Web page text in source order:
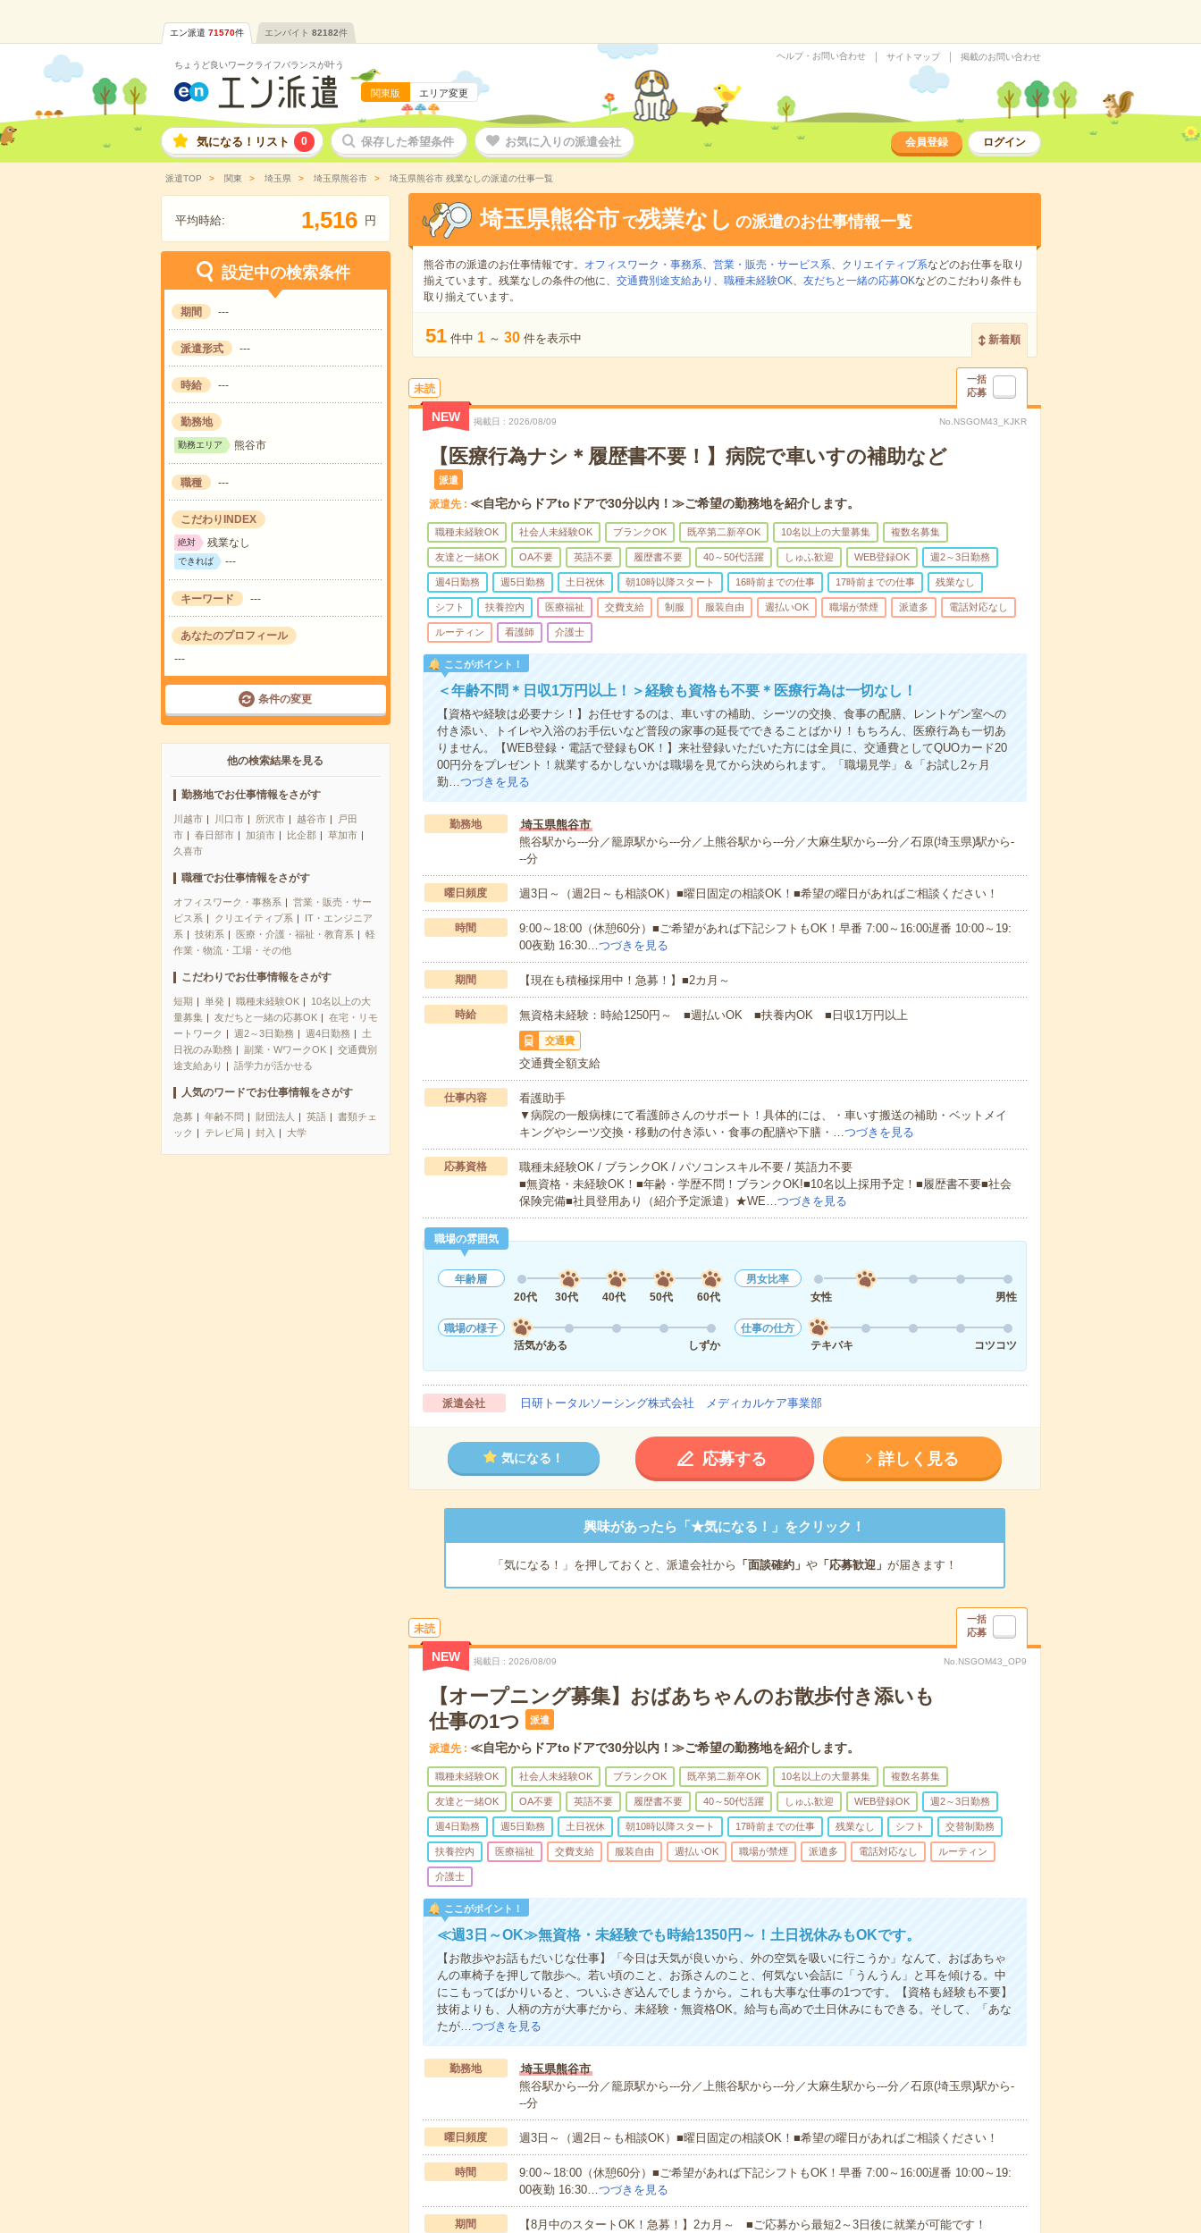
エン派遣 71570件 エンバイト 82182件
ちょうど良いワークライフバランスが叶う
関東版 エリア変更
ヘルプ・お問い合わせ サイトマップ 掲載のお問い合わせ
気になる！リスト 0 保存した希望条件 お気に入りの派遣会社 会員登録 ログイン
派遣TOP 関東 埼玉県 埼玉県熊谷市 埼玉県熊谷市 残業なしの派遣の仕事一覧
平均時給: 1,516 円
設定中の検索条件
期間 ---
派遣形式 ---
時給 ---
勤務地
勤務エリア 熊谷市
職種 ---
こだわりINDEX
絶対 残業なし
できれば ---
キーワード ---
あなたのプロフィール
---
条件の変更
他の検索結果を見る
勤務地でお仕事情報をさがす
川越市 川口市 所沢市 越谷市
戸田
市
春日部市 加須市 比企郡
草加市
久喜市
職種でお仕事情報をさがす
オフィスワーク・事務系
営業・販売・サー
ビス系
クリエイティブ系
IT・エンジニア
系
技術系 医療・介護・福祉・教育系
軽
作業・物流・工場・その他
こだわりでお仕事情報をさがす
短期 単発 職種未経験OK
10名以上の大
量募集
友だちと一緒の応募OK
在宅・リモ
ートワーク
週2～3日勤務 週4日勤務
土
日祝のみ勤務
副業・WワークOK
交通費別
途支給あり
語学力が活かせる
人気のワードでお仕事情報をさがす
急募 年齢不問 財団法人 英語
書類チェ
ック
テレビ局 封入 大学
埼玉県熊谷市 で残業なし の派遣のお仕事情報一覧
熊谷市の派遣のお仕事情報です。 オフィスワーク・事務系、 営業・販売・サービス系、 クリエイティブ系などのお仕事を取り
揃えています。残業なしの条件の他に、 交通費別途支給あり 、 職種未経験OK、 友だちと一緒の応募OKなどのこだわり条件も
取り揃えています。
51 件中 1 ～ 30 件を表示中 新着順
未読
一括
応募
NEW 掲載日 2026/08/09 No.NSGOM43_KJKR
【医療行為ナシ＊履歴書不要！】病院で車いすの補助など
派遣
派遣先 ≪自宅からドアtoドアで30分以内！≫ご希望の勤務地を紹介します。
職種未経験OK 社会人未経験OK ブランクOK 既卒第二新卒OK 10名以上の大量募集 複数名募集
友達と一緒OK OA不要 英語不要 履歴書不要 40～50代活躍 しゅふ歓迎 WEB登録OK 週2～3日勤務
週4日勤務 週5日勤務 土日祝休 朝10時以降スタート 16時前までの仕事 17時前までの仕事 残業なし
シフト 扶養控内 医療福祉 交費支給 制服 服装自由 週払いOK 職場が禁煙 派遣多 電話対応なし
ルーティン 看護師 介護士
ここがポイント！
＜年齢不問＊日収1万円以上！＞経験も資格も不要＊医療行為は一切なし！
【資格や経験は必要ナシ！】お任せするのは、車いすの補助、シーツの交換、食事の配膳、レントゲン室への
付き添い、トイレや入浴のお手伝いなど普段の家事の延長でできることばかり！もちろん、医療行為も一切あ
りません。【WEB登録・電話で登録もOK！】来社登録いただいた方には全員に、交通費としてQUOカード20
00円分をプレゼント！就業するかしないかは職場を見てから決められます。「職場見学」＆「お試し2ヶ月
勤…つづきを見る
勤務地
埼玉県熊谷市
熊谷駅から---分／籠原駅から---分／上熊谷駅から---分／大麻生駅から---分／石原(埼玉県)駅から-
--分
曜日頻度 週3日～（週2日～も相談OK）■曜日固定の相談OK！■希望の曜日があればご相談ください！
時間
9:00～18:00（休憩60分）■ご希望があれば下記シフトもOK！早番 7:00～16:00遅番 10:00～19:
00夜勤 16:30…つづきを見る
期間 【現在も積極採用中！急募！】■2カ月～
時給 無資格未経験：時給1250円～ ■週払いOK ■扶養内OK ■日収1万円以上
交通費
交通費全額支給
仕事内容
看護助手
▼病院の一般病棟にて看護師さんのサポート！具体的には、・車いす搬送の補助・ベットメイ
キングやシーツ交換・移動の付き添い・食事の配膳や下膳・…つづきを見る
応募資格
職種未経験OK / ブランクOK / パソコンスキル不要 / 英語力不要
■無資格・未経験OK！■年齢・学歴不問！ブランクOK!■10名以上採用予定！■履歴書不要■社会
保険完備■社員登用あり（紹介予定派遣）★WE…つづきを見る
職場の雰囲気
年齢層
20代
30代 40代 50代 60代
男女比率
女性
男性
職場の様子
活気がある
しずか
仕事の仕方
テキパキ
コツコツ
派遣会社 日研トータルソーシング株式会社 メディカルケア事業部
気になる！ 応募する 詳しく見る
興味があったら「★気になる！」をクリック！
「気になる！」を押しておくと、派遣会社から 「面談確約」 や「応募歓迎」 が届きます！
未読
一括
応募
NEW 掲載日 2026/08/09 No.NSGOM43_OP9
【オープニング募集】おばあちゃんのお散歩付き添いも
仕事の1つ
派遣
派遣先 ≪自宅からドアtoドアで30分以内！≫ご希望の勤務地を紹介します。
職種未経験OK 社会人未経験OK ブランクOK 既卒第二新卒OK 10名以上の大量募集 複数名募集
友達と一緒OK OA不要 英語不要 履歴書不要 40～50代活躍 しゅふ歓迎 WEB登録OK 週2～3日勤務
週4日勤務 週5日勤務 土日祝休 朝10時以降スタート 17時前までの仕事 残業なし シフト 交替制勤務
扶養控内 医療福祉 交費支給 服装自由 週払いOK 職場が禁煙 派遣多 電話対応なし ルーティン
介護士
ここがポイント！
≪週3日～OK≫無資格・未経験でも時給1350円～！土日祝休みもOKです。
【お散歩やお話もだいじな仕事】「今日は天気が良いから、外の空気を吸いに行こうか」なんて、おばあちゃ
んの車椅子を押して散歩へ。若い頃のこと、お孫さんのこと、何気ない会話に「うんうん」と耳を傾ける。中
にこもってばかりいると、ついふさぎ込んでしまうから。これも大事な仕事の1つです。【資格も経験も不要】
技術よりも、人柄の方が大事だから、未経験・無資格OK。給与も高めで土日休みにもできる。そして、「あな
たが…つづきを見る
勤務地
埼玉県熊谷市
熊谷駅から---分／籠原駅から---分／上熊谷駅から---分／大麻生駅から---分／石原(埼玉県)駅から-
--分
曜日頻度 週3日～（週2日～も相談OK）■曜日固定の相談OK！■希望の曜日があればご相談ください！
時間
9:00～18:00（休憩60分）■ご希望があれば下記シフトもOK！早番 7:00～16:00遅番 10:00～19:
00夜勤 16:30…つづきを見る
期間 【8月中のスタートOK！急募！】2カ月～ ■ご応募から最短2～3日後に就業が可能です！